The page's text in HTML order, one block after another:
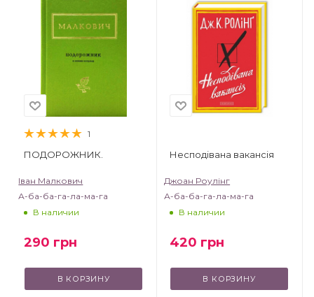
1
ПОДОРОЖНИК.
Іван Малкович
А-ба-ба-га-ла-ма-га
В наличии
290 грн
В КОРЗИНУ
Несподівана вакансія
Джоан Роулінг
А-ба-ба-га-ла-ма-га
В наличии
420 грн
В КОРЗИНУ